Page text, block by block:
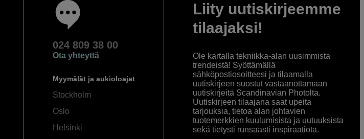
024 809 38 00
Ota yhteyttä
Myymälät ja aukioloajat
Stockholm
Oslo
Helsinki
Liity uutiskirjeemme
tilaajaksi!
Ole kartalla tekniikka-alan uusimmista
trendeistä! Syöttämällä
sähköpostiosoitteesi ja tilaamalla
uutiskirjeen suostut vastaanottamaan
uutiskirjeitä Scandinavian Photolta.
Uutiskirjeen tilaajana saat upeita
tarjouksia, tietoa alan johtavien
tuotemerkkien kuulumisista ja uutuuksista
sekä tietysti runsaasti inspiraatiota.